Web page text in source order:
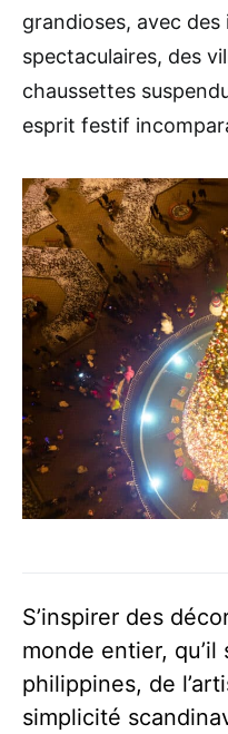
grandioses, avec
spectaculaires, des
chaussettes
esprit festif
S’inspirer des
monde entier, qu’il
philippines, de
simplicité